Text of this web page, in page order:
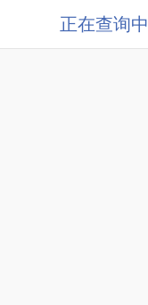
正在查询中